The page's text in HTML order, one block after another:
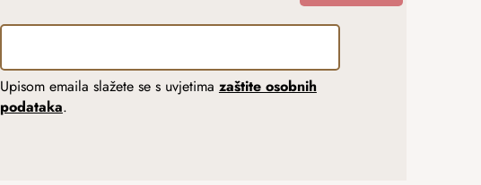
Upisom emaila slažete se s uvjetima zaštite osobnih
podataka.